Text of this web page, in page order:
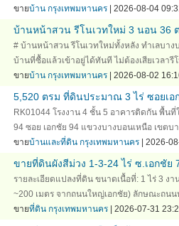
ขายบ้าน กรุงเทพมหานคร| 2026-08-04
บ้านหน้าสวน รีโนเวทใหม่ 3 นอน 36 ต
# บ้านหน้าสวน รีโนเวทใหม่ทั้งหลัง ทำเลบา
บ้านที่ซื้อแล้วเข้าอยู่ได้ทันที ไม่ต้องเสียเวลารี
ขายบ้าน กรุงเทพมหานคร| 2026-08-02
5,520 ตรม ที่ดินประมาณ 3 ไร่ ซอยเอ
RK01044 โรงงาน 4 ชั้น 5 อาคารติดกัน พื้น
94 ซอย เอกชัย 94 แขวงบางบอนเหนือ เขตบ
ขายบ้านและที่ดิน กรุงเทพมหานคร| 2026-
ขายที่ดินผังสีม่วง 1-3-24 ไร่ ซ.เอกชัย
รายละเอียดแปลงที่ดิน ขนาดเนื้อที่: 1 ไร่ 3 ง
~200 เมตร จากถนนใหญ่เอกชัย) ลักษณะถนน
ขายที่ดิน กรุงเทพมหานคร| 2026-07-31